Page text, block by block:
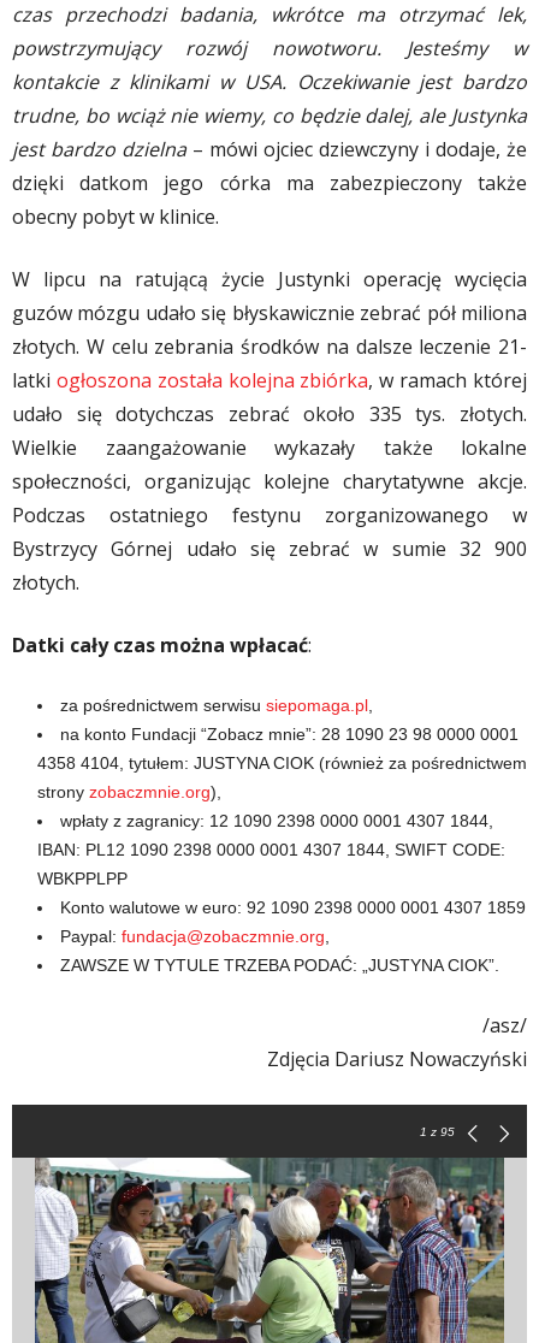
czas przechodzi badania, wkrótce ma otrzymać lek,
powstrzymujący rozwój nowotworu. Jesteśmy w
kontakcie z klinikami w USA. Oczekiwanie jest bardzo
trudne, bo wciąż nie wiemy, co będzie dalej, ale Justynka
jest bardzo dzielna– mówi ojciec dziewczyny i dodaje, że
dzięki datkom jego córka ma zabezpieczony także
obecny pobyt w klinice.
W lipcu na ratującą życie Justynki operację wycięcia
guzów mózgu udało się błyskawicznie zebrać pół miliona
złotych. W celu zebrania środków na dalsze leczenie 21-
latki ogłoszona została kolejna zbiórka, w ramach której
udało się dotychczas zebrać około 335 tys. złotych.
Wielkie zaangażowanie wykazały także lokalne
społeczności, organizując kolejne charytatywne akcje.
Podczas ostatniego festynu zorganizowanego w
Bystrzycy Górnej udało się zebrać w sumie 32 900
złotych.
Datki cały czas można wpłacać:
za pośrednictwem serwisu siepomaga.pl,
na konto Fundacji “Zobacz mnie”: 28 1090 23 98 0000 0001
4358 4104, tytułem: JUSTYNA CIOK (również za pośrednictwem
strony zobaczmnie.org),
wpłaty z zagranicy: 12 1090 2398 0000 0001 4307 1844,
IBAN: PL12 1090 2398 0000 0001 4307 1844, SWIFT CODE:
WBKPPLPP
Konto walutowe w euro: 92 1090 2398 0000 0001 4307 1859
Paypal: fundacja@zobaczmnie.org,
ZAWSZE W TYTULE TRZEBA PODAĆ: „JUSTYNA CIOK”.
/asz/
Zdjęcia Dariusz Nowaczyński
1 z 95